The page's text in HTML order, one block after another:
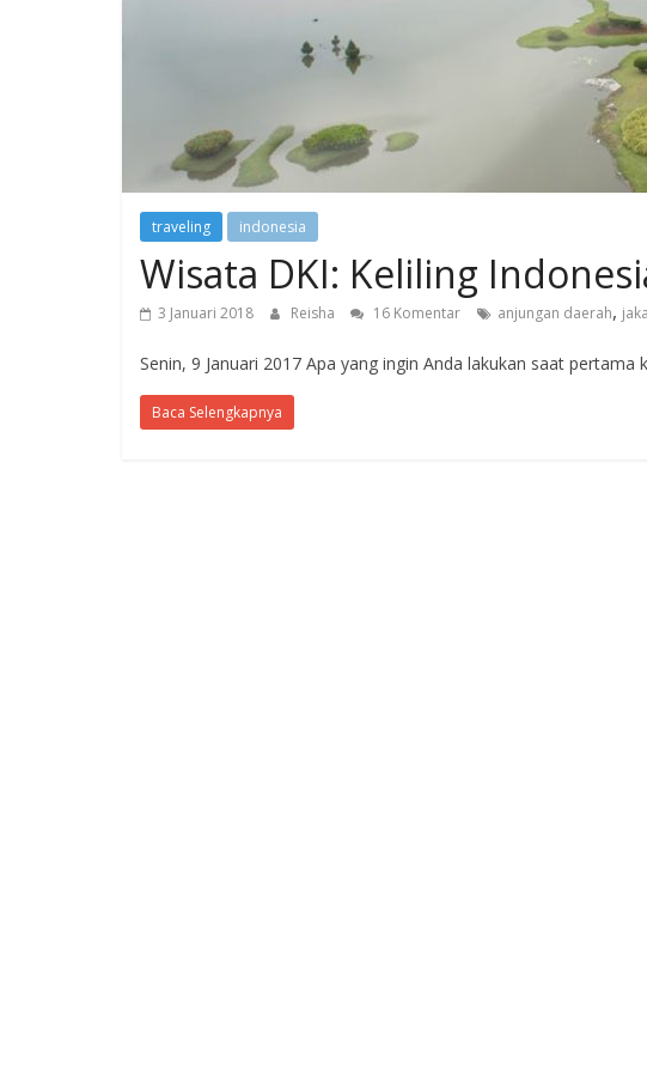
traveling indonesia
Wisata DKI: Keliling
3 Januari 2018 Reisha 16 Komentar anjungan daerah,
Senin, 9 Januari 2017 Apa yang ingin Anda lakukan saat
Baca Selengkapnya